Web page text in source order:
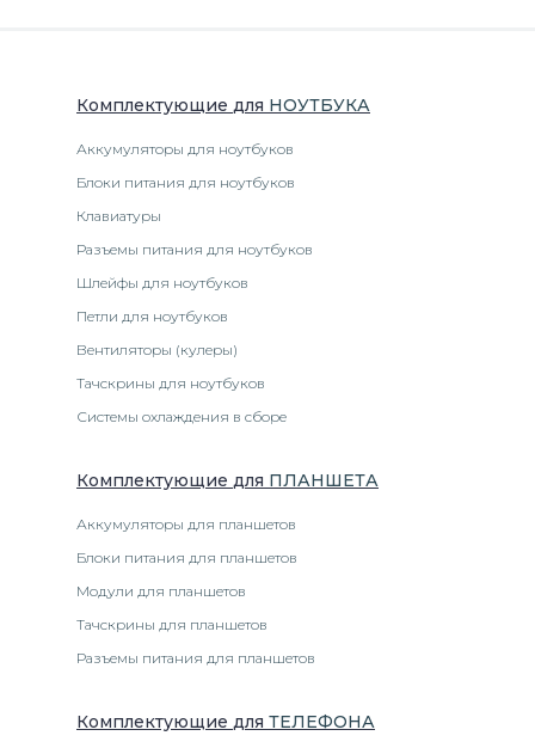
Комплектующие для НОУТБУКА
Аккумуляторы для ноутбуков
Блоки питания для ноутбуков
Клавиатуры
Разъемы питания для ноутбуков
Шлейфы для ноутбуков
Петли для ноутбуков
Вентиляторы (кулеры)
Тачскрины для ноутбуков
Системы охлаждения в сборе
Комплектующие для ПЛАНШЕТА
Аккумуляторы для планшетов
Блоки питания для планшетов
Модули для планшетов
Тачскрины для планшетов
Разъемы питания для планшетов
Комплектующие для ТЕЛЕФОНА